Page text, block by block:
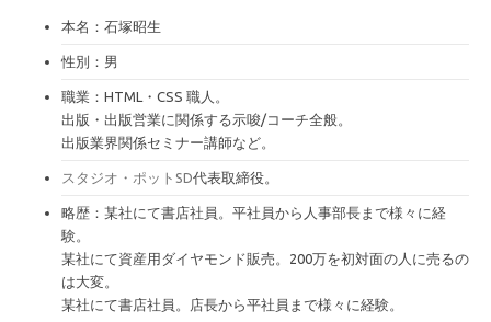
本名：石塚昭生
性別：男
職業：HTML・CSS 職人。
出版・出版営業に関係する示唆/コーチ全般。
出版業界関係セミナー講師など。
スタジオ・ポットSD代表取締役。
略歴：某社にて書店社員。平社員から人事部長まで様々に経
験。
某社にて資産用ダイヤモンド販売。200万を初対面の人に売るの
は大変。
某社にて書店社員。店長から平社員まで様々に経験。